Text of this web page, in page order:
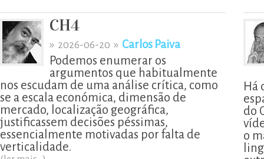
CH4
» 2026-06-20 » Carlos Paiva
Podemos enumerar os
argumentos que habitualmente
nos escudam de uma análise crítica, como
se a escala económica, dimensão de
mercado, localização geográfica,
justificassem decisões péssimas,
essencialmente motivadas por falta de
verticalidade.
Há
do
o